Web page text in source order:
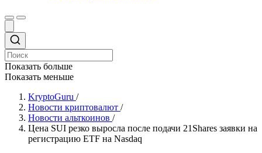
Показать больше
Показать меньше
KryptoGuru /
Новости криптовалют /
Новости альткоинов /
Цена SUI резко выросла после подачи 21Shares заявки на
регистрацию ETF на Nasdaq